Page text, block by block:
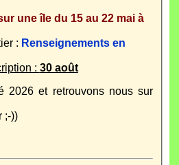
une île du 15 au 22 mai à
: Renseignements en
: 30 août
2026 et retrouvons nous sur
;-))